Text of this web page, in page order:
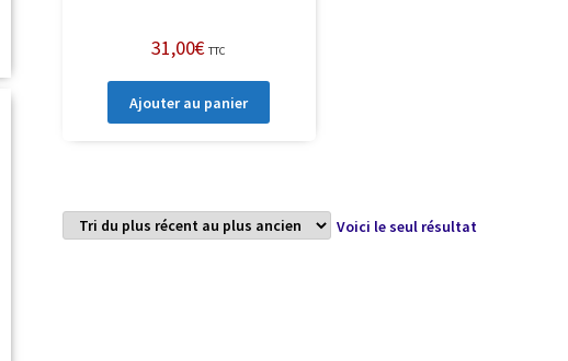
31,00€ TTC
Ajouter au panier
Voici le seul résultat